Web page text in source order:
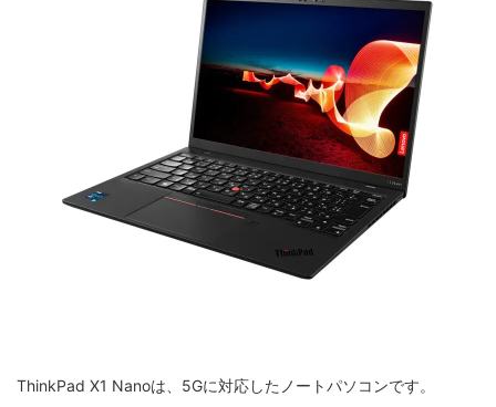
ThinkPad X1 Nanoは、5Gに対応したノートパソコンです。